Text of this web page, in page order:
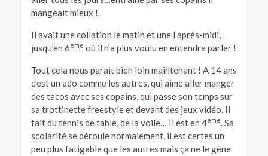
mangeait mieux !
Il avait une collation le matin et une l’après-midi,
jusqu’en 6ème où il n’a plus voulu en entendre parler !
Tout cela nous parait bien loin maintenant ! A 14 ans
c’est un ado comme les autres, qui aime aller manger
des tacos avec ses copains, qui passe son temps sur
sa trottinette freestyle et devant des jeux vidéo. Il
fait du tennis de table, de la voile… Il est en 4ème. Sa
scolarité se déroule normalement, il est certes un
peu plus fatigable que les autres mais ça ne le gêne